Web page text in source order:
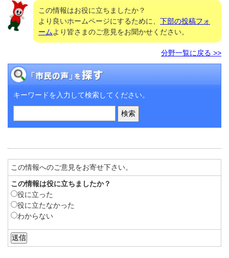
この情報はお役に立ちましたか？
より良いホームページにするために、 下部の投稿フォ
ームより皆さまのご意見をお聞かせください。
分野一覧に戻る >>
キーワードを入力して検索してください。
この情報へのご意見をお寄せ下さい。
この情報は役に立ちましたか？
役に立った
役に立たなかった
わからない